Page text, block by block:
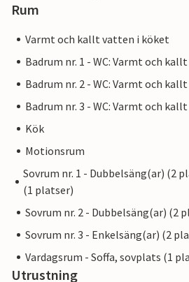
Rum
Varmt och kallt vatten i köket
Badrum nr. 1 - WC: Varmt och
Badrum nr. 2 - WC: Varmt och
Badrum nr. 3 - WC: Varmt och
Kök
Motionsrum
Sovrum nr. 1 - Dubbelsäng(ar) (2
(1 platser)
Sovrum nr. 2 - Dubbelsäng(ar) (2
Sovrum nr. 3 - Enkelsäng(ar) (2
Vardagsrum - Soffa, sovplats (1
Utrustning